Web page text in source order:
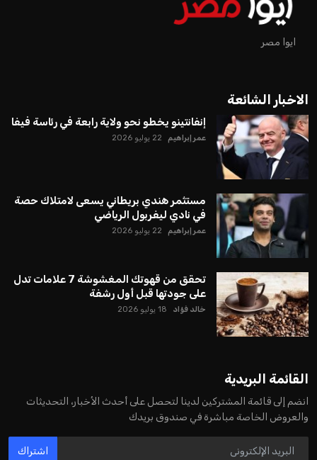
ايوا مصر
الاخبار الشائعة
إنفانتينو يخطو نحو ولاية رابعة في رئاسة فيفا
عمر إبراهيم 22 يوليو 2026
مستثمر هندي بريطاني يسعى لامتلاك حصة
في نادي ليفربول الرياضي
عمر إبراهيم 22 يوليو 2026
تحقق من قهوتك المغشوشة 7 علامات تدل
على جودتها قبل أول رشفة
خالد فؤاد 18 يوليو 2026
القائمة البريدية
انضم إلى قائمة المشتركين لدينا لتحصل على أحدث الأخبار، التحديثات
والعروض الخاصة مباشرة في صندوق بريدك
اشتراك